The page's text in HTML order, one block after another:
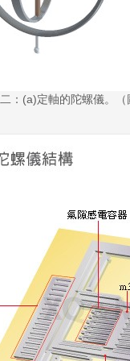
：(a)定軸的陀螺儀。